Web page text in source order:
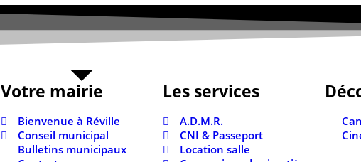
Votre mairie
Bienvenue à Réville
Conseil municipal
Bulletins municipaux
Les services
A.D.M.R.
CNI & Passeport
Location salle